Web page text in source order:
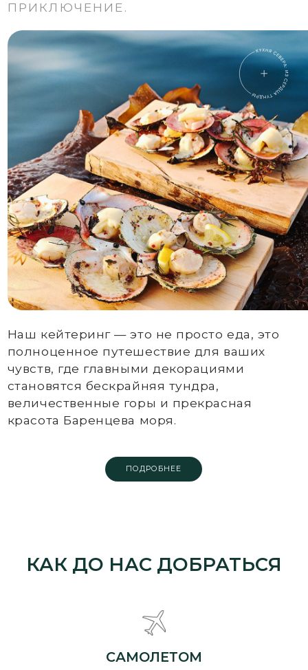
красота Баренцева моря.
КАК ДО НАС ДОБРАТЬСЯ
ИЛИ НА ВЕРТОЛЕТЕ
От аэропорта до отеля - 30
НА МАШИНЕ
От аэропорта до отеля
120 км - 2 час
САМОЛЕТОМ
Спб -- Мурманск - 1,5 часа
Москва -- Мурманск - 2 часа